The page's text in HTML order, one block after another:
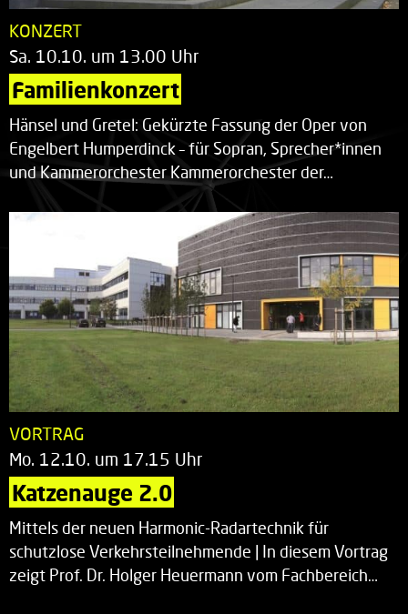
KONZERT
Sa. 10.10. um 13.00 Uhr
Familienkonzert
Hänsel und Gretel: Gekürzte Fassung der Oper von
Engelbert Humperdinck – für Sopran, Sprecher*innen
und Kammerorchester Kammerorchester der…
VORTRAG
Mo. 12.10. um 17.15 Uhr
Katzenauge 2.0
Mittels der neuen Harmonic-Radartechnik für
schutzlose Verkehrsteilnehmende | In diesem Vortrag
zeigt Prof. Dr. Holger Heuermann vom Fachbereich…